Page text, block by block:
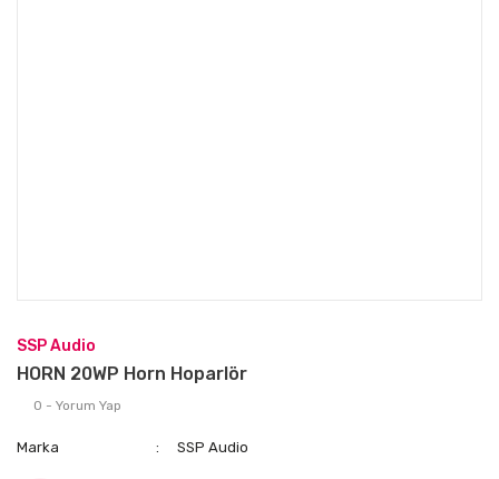
SSP Audio
HORN 20WP Horn Hoparlör
0 - Yorum Yap
Marka SSP Audio